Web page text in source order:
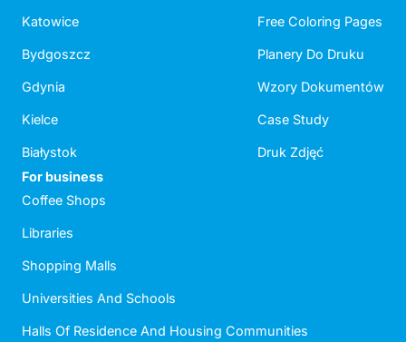
Katowice
Bydgoszcz
Gdynia
Kielce
Białystok
Free Coloring Pages
Planery Do Druku
Wzory Dokumentów
Case Study
Druk Zdjęć
For business
Coffee Shops
Libraries
Shopping Malls
Universities And Schools
Halls Of Residence And Housing Communities